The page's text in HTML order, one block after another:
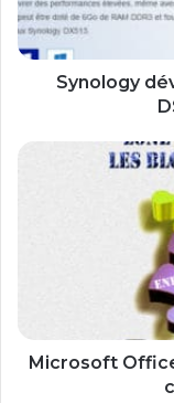
g
y
d
Synology
Microsoft